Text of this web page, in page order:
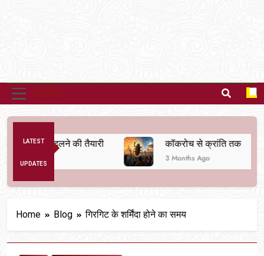
LATEST
UPDATES
बदलने की तैयारी कॉकरोच से क्रांति तक
3 Months Ago
Home Blog गिरगिट के शर्मिंदा होने का समय